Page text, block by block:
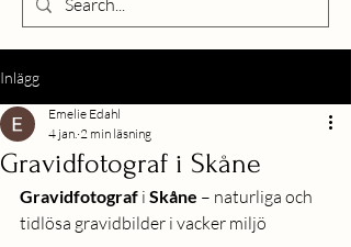
Inlägg
Gravidfotograf i Skåne
Emelie Edahl
4 jan. 2 min läsning
Gravidfotograf i Skåne – naturliga och
tidlösa gravidbilder i vacker miljö